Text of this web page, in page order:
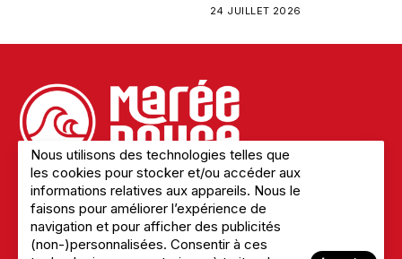
24 JUILLET 2026
Mentions légales
Politique de confidentialité
Nous utilisons des technologies telles que
les cookies pour stocker et/ou accéder aux
informations relatives aux appareils. Nous le
faisons pour améliorer l’expérience de
navigation et pour afficher des publicités
(non-)personnalisées. Consentir à ces